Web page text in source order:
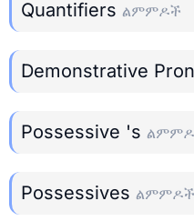
Quantifiers ልምምዶች
Demonstrative
Possessive 's
Possessives ልምምዶች